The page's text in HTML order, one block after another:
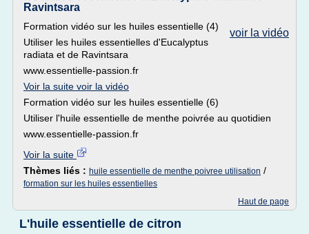
Ravintsara
voir la vidéo
Formation vidéo sur les huiles essentielle (4)
Utiliser les huiles essentielles d'Eucalyptus
radiata et de Ravintsara
www.essentielle-passion.fr
Voir la suite voir la vidéo
Formation vidéo sur les huiles essentielle (6)
Utiliser l'huile essentielle de menthe poivrée au quotidien
www.essentielle-passion.fr
Voir la suite
Thèmes liés : huile essentielle de menthe poivree utilisation /
formation sur les huiles essentielles
Haut de page
L'huile essentielle de citron